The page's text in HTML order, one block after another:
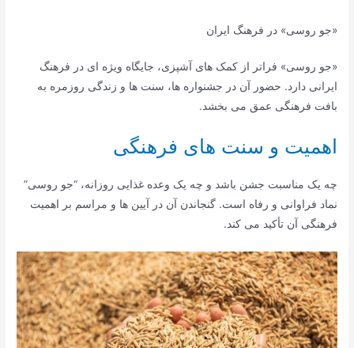
«جو روسی» در فرهنگ ایران
«جو روسی» فراتر از کمک های آشپزی، جایگاه ویژه ای در فرهنگ
ایرانی دارد. حضور آن در جشنواره ها، سنت ها و زندگی روزمره به
بافت فرهنگی عمق می بخشد.
اهمیت و سنت های فرهنگی
چه یک مناسبت جشن باشد و چه یک وعده غذایی روزانه، “جو روسی”
نماد فراوانی و رفاه است. گنجاندن آن در آیین ها و مراسم بر اهمیت
فرهنگی آن تأکید می کند.